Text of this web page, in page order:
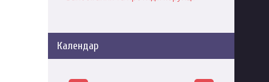
Календар